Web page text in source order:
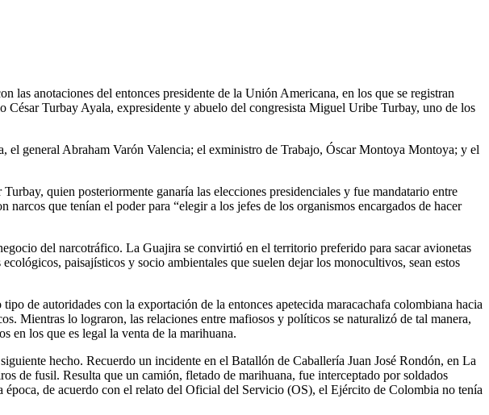
anotaciones del entonces presidente de la Unión Americana, en los que se registran
Turbay Ayala, expresidente y abuelo del congresista Miguel Uribe Turbay, uno de los
el general Abraham Varón Valencia; el exministro de Trabajo, Óscar Montoya Montoya; y el
quien posteriormente ganaría las elecciones presidenciales y fue mandatario entre
que tenían el poder para “elegir a los jefes de los organismos encargados de hacer
del narcotráfico. La Guajira se convirtió en el territorio preferido para sacar avionetas
paisajísticos y socio ambientales que suelen dejar los monocultivos, sean estos
de autoridades con la exportación de la entonces apetecida maracachafa colombiana hacia
Mientras lo lograron, las relaciones entre mafiosos y políticos se naturalizó de tal manera,
en los que es legal la venta de la marihuana.
hecho. Recuerdo un incidente en el Batallón de Caballería Juan José Rondón, en La
de fusil. Resulta que un camión, fletado de marihuana, fue interceptado por soldados
de acuerdo con el relato del Oficial del Servicio (OS), el Ejército de Colombia no tenía